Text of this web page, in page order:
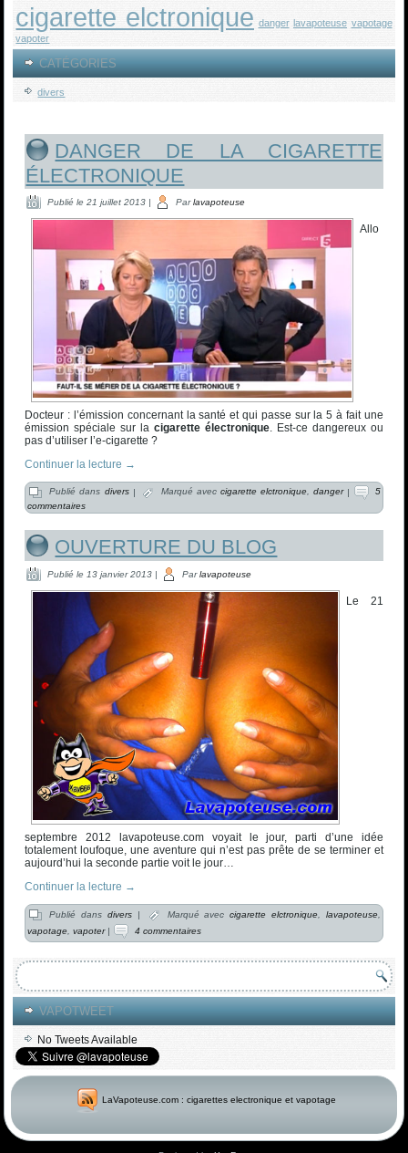
cigarette elctronique danger lavapoteuse vapotage
vapoter
CATÉGORIES
divers
DANGER DE LA CIGARETTE
ÉLECTRONIQUE
Publié le 21 juillet 2013 | Par lavapoteuse
Allo
Docteur : l’émission concernant la santé et qui passe sur la 5 à fait une
émission spéciale sur la cigarette électronique. Est-ce dangereux ou
pas d’utiliser l’e-cigarette ?
Continuer la lecture →
Publié dans divers| Marqué avec cigarette elctronique, danger|
5
commentaires
OUVERTURE DU BLOG
Publié le 13 janvier 2013 | Par lavapoteuse
Le 21
septembre 2012 lavapoteuse.com voyait le jour, parti d’une idée
totalement loufoque, une aventure qui n’est pas prête de se terminer et
aujourd’hui la seconde partie voit le jour…
Continuer la lecture →
Publié dans divers | Marqué avec cigarette elctronique, lavapoteuse,
vapotage ,vapoter| 4 commentaires
VAPOTWEET
No Tweets Available
LaVapoteuse.com : cigarettes electronique et vapotage